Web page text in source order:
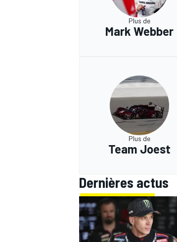
Plus de
Mark Webber
Plus de
Team Joest
Dernières actus